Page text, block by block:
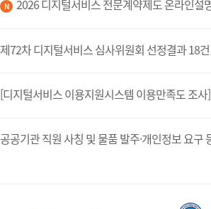
N 2026 디지털서비스 전문계약제도 온라인설
제72차 디지털서비스 심사위원회 선정결과 18건
[디지털서비스 이용지원시스템 이용만족도 조
공공기관 직원 사칭 및 물품 발주·개인정보 요구